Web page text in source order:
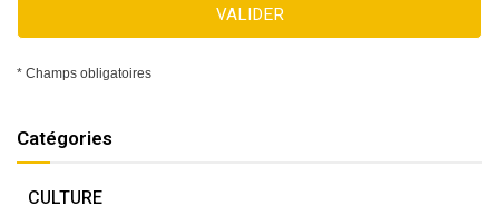
VALIDER
* Champs obligatoires
Catégories
CULTURE